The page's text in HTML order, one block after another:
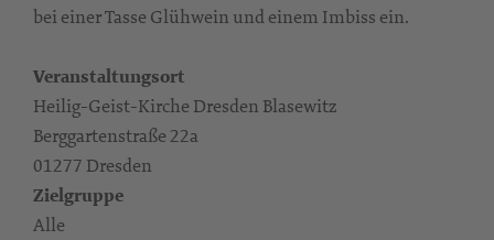
bei einer Tasse Glühwein und einem Imbiss ein.
Veranstaltungsort
Heilig-Geist-Kirche Dresden Blasewitz
Berggartenstraße 22a
01277 Dresden
Zielgruppe
Alle